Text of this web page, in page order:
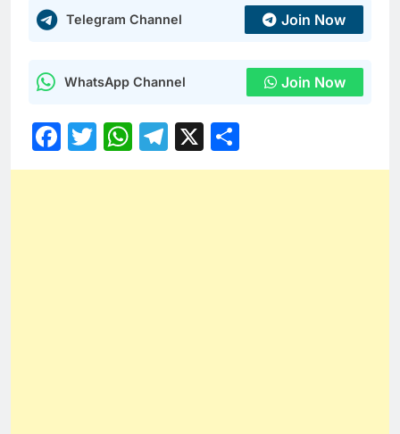
Telegram Channel Join Now
WhatsApp Channel Join Now
Facebook
Twitter
WhatsApp
Telegram
X